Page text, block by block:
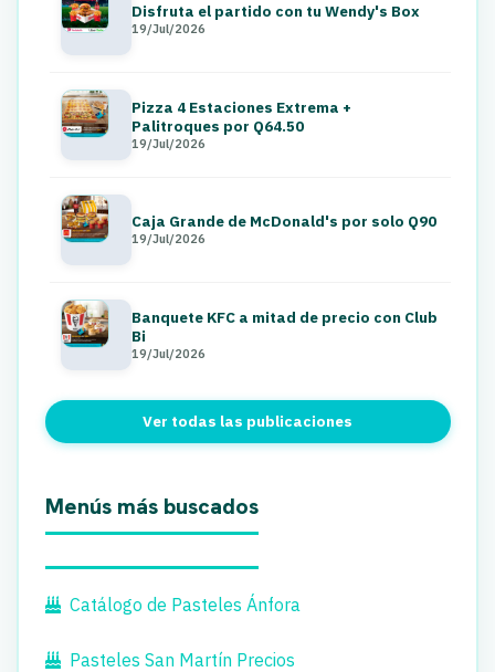
Disfruta el partido con tu Wendy's Box
19/Jul/2026
Pizza 4 Estaciones Extrema +
Palitroques por Q64.50
19/Jul/2026
Caja Grande de McDonald's por solo Q90
19/Jul/2026
Banquete KFC a mitad de precio con Club
Bi
19/Jul/2026
Ver todas las publicaciones
Menús más buscados
Catálogo de Pasteles Ánfora
Pasteles San Martín Precios